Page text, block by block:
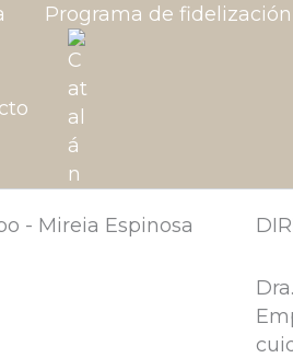
Programa de fidelización